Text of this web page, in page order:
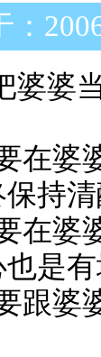
：
婆婆
婆婆
持清
婆婆
是有
婆婆